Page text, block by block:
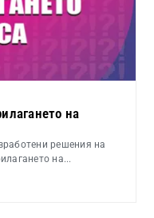
на
решения на
на...